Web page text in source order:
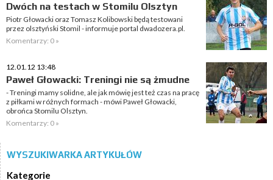
Dwóch na testach w Stomilu Olsztyn
Piotr Głowacki oraz Tomasz Kolibowski będą testowani
przez olsztyński Stomil - informuje portal dwadozera.pl.
Komentarzy: 0 »
12.01.12 13:48
Paweł Głowacki: Treningi nie są żmudne
- Treningi mamy solidne, ale jak mówię jest też czas na pracę
z piłkami w różnych formach - mówi Paweł Głowacki,
obrońca Stomilu Olsztyn.
Komentarzy: 0 »
WYSZUKIWARKA ARTYKUŁÓW
Kategorie